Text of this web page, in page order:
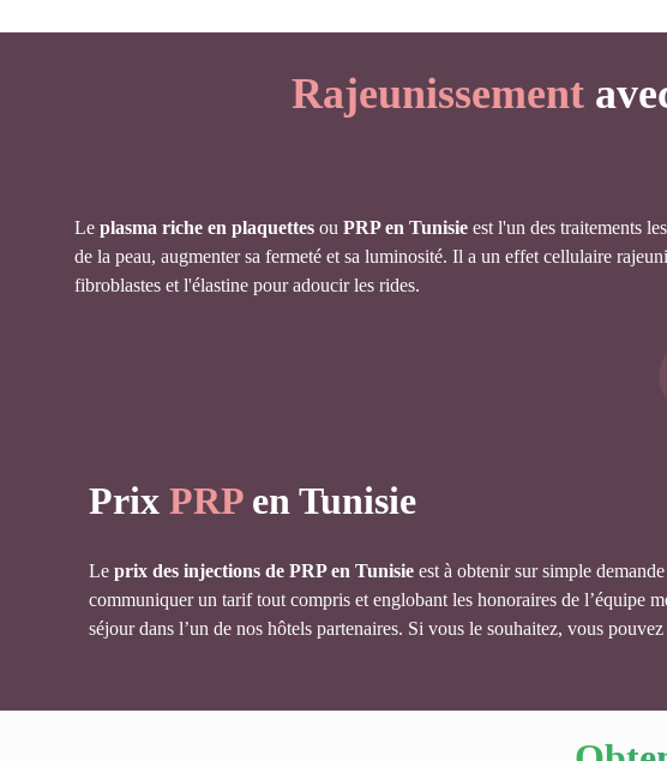
Rajeunissement
Le plasma riche en plaquettes ou PRP en Tunisie est l'un des traitements
de la peau, augmenter sa fermeté et sa luminosité. Il a un effet cellulaire
fibroblastes et l'élastine pour adoucir les rides.
PrixPRPen Tunisie
Leprix des injections de PRP en Tunisie est à obtenir sur simple
communiquer un tarif tout compris et englobant les honoraires de l’équipe
séjour dans l’un de nos hôtels partenaires. Si vous le souhaitez, vous